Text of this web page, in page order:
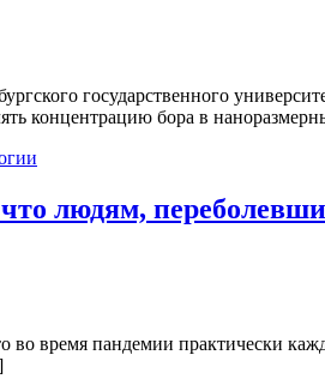
государственного
концентрацию бора в
людям,
время пандемии практически